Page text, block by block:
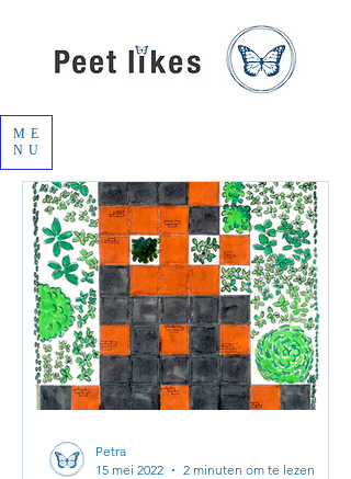
ME
NU
Petra
15 mei 2022
2 minuten om te lezen